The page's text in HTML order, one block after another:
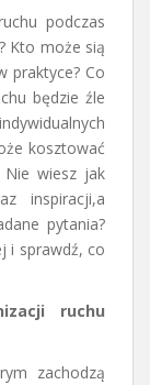
podczas
Kto może sią
praktyce? Co
będzie źle
kosztować
Nie wiesz jak
inspiracji,a
pytania?
i sprawdź, co
ruchu
zachodzą